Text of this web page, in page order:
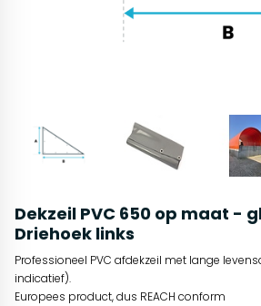
Dekzeil PVC 650 op maat -
Driehoek links
Professioneel PVC afdekzeil met lange
indicatief).
Europees product, dus REACH conform